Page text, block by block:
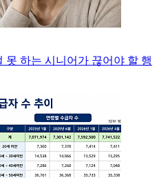
못 하는 시니어가 끊어야 할 행